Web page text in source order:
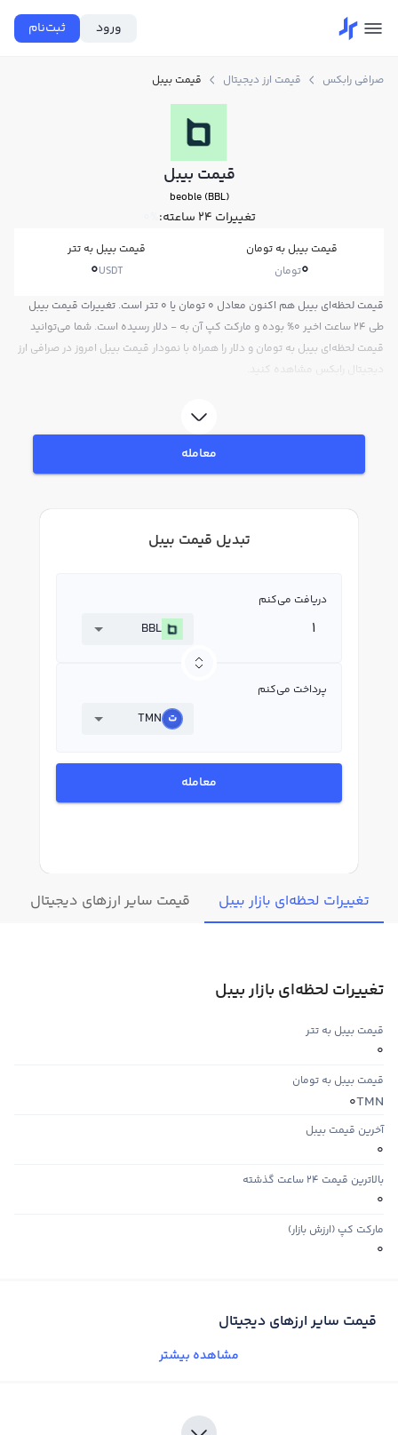
ورود ثبت‌نام
صرافی رابکس قیمت ارز دیجیتال قیمت بیبل
قیمت بیبل
beoble (BBL)
تغییرات ۲۴ ساعته: 0%
قیمت بیبل به تومان
0تومان
قیمت بیبل به تتر
0USDT
قیمت لحظه‌ای بیبل هم اکنون معادل 0 تومان یا 0 تتر است. تغییرات قیمت بیبل
طی 24 ساعت اخیر 0% بوده و مارکت کپ آن به - دلار رسیده است. شما می‌توانید
قیمت لحظه‌ای بیبل به تومان و دلار را همراه با نمودار قیمت بیبل امروز در صرافی ارز
دیجیتال رابکس مشاهده کنید.
معامله
تبدیل قیمت بیبل
دریافت می‌کنم
BBL
پرداخت می‌کنم
TMN
معامله
تغییرات لحظه‌ای بازار بیبل قیمت سایر ارزهای دیجیتال
تغییرات لحظه‌ای بازار بیبل
قیمت بیبل به تتر
0
قیمت بیبل به تومان
TMN
0
آخرین قیمت بیبل
0
بالاترین قیمت ۲۴ ساعت گذشته
0
مارکت کپ (ارزش بازار)
0
قیمت سایر ارزهای دیجیتال
مشاهده بیشتر